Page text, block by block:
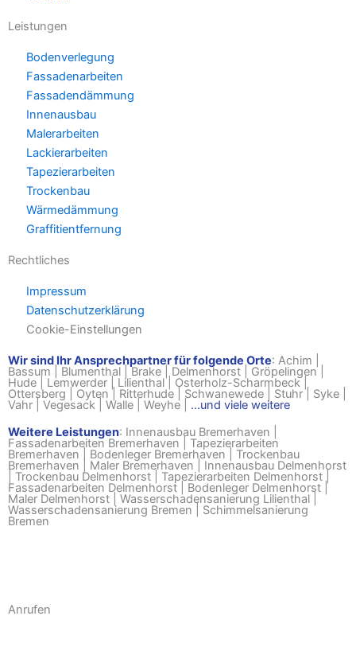
Leistungen
Bodenverlegung
Fassadenarbeiten
Fassadendämmung
Innenausbau
Malerarbeiten
Lackierarbeiten
Tapezierarbeiten
Trockenbau
Wärmedämmung
Graffitientfernung
Rechtliches
Impressum
Datenschutzerklärung
Cookie-Einstellungen
Wir sind Ihr Ansprechpartner für folgende Orte: Achim
Bassum Blumenthal |Brake Delmenhorst Gröpelingen|
Hude Lemwerder Lilienthal| Osterholz-Scharmbeck|
Ottersberg Oyten | Ritterhude Schwanewede Stuhr| Syke
Vahr Vegesack Walle Weyhe
...und viele weitere
Weitere Leistungen: Innenausbau Bremerhaven
Fassadenarbeiten Bremerhaven Tapezierarbeiten
Bremerhaven Bodenleger Bremerhaven Trockenbau
Bremerhaven Maler Bremerhaven Innenausbau Delmenhorst
Trockenbau Delmenhorst Tapezierarbeiten Delmenhorst
Fassadenarbeiten Delmenhorst Bodenleger Delmenhorst |
Maler Delmenhorst Wasserschadensanierung Lilienthal
Wasserschadensanierung Bremen Schimmelsanierung
Bremen
Anrufen